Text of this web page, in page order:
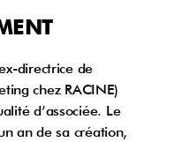
directrice de
chez RACINE)
d’associée. Le
an de sa création,